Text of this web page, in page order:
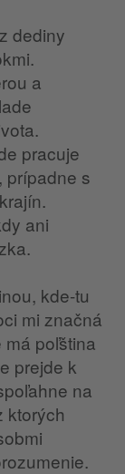
dediny
a
pracuje
prípadne s
ani
kde-tu
mi značná
poľština
prejde k
na
ktorých